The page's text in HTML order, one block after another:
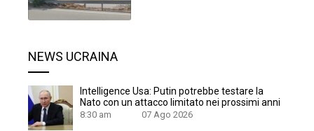
NEWS UCRAINA
Intelligence Usa: Putin potrebbe testare la
Nato con un attacco limitato nei prossimi anni
8:30 am 07 Ago 2026